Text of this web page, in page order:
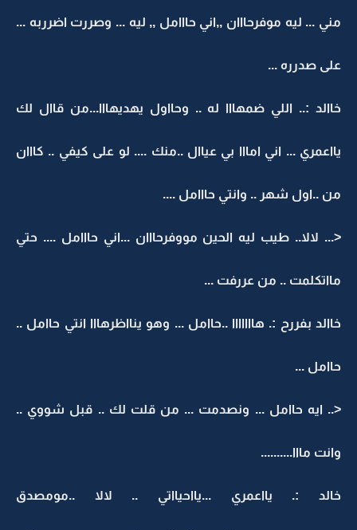
مني ... ليه موفرحااان ,,اني حااامل ,, ليه ... وصررت اضرربه ...
على صدرره ...
خاالد :.. اللي ضمهااا له .. وحااول يهديهااا...من قاال لك
يااعمري ... اني امااا بي عياال ..منك .... لو على كيفي .. كااان
من ..اول شهر .. وانتي حااامل ....
<... لالا.. طيب ليه الحين مووفرحااان ...اني حااامل .... حتي
مااتكلمت .. من عررفت ...
خاالد بفررح :. هااااااا ..حاامل ... وهو ينااظرهااا انتي حاامل ..
حاامل ...
<.. ايه حاامل ... ونصدمت ... من قلت لك .. قبل شووي ..
وانت مااا..........
خالد :. يااعمري ...يااحيااتي .. لالا ..مومصدق